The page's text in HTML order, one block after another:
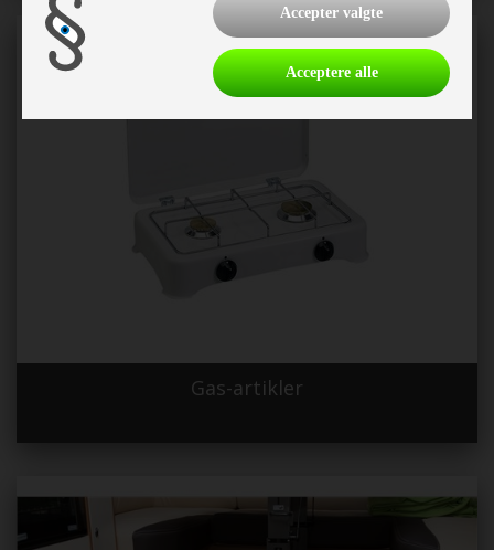
Gas-artikler
Accepter valgte
Acceptere alle